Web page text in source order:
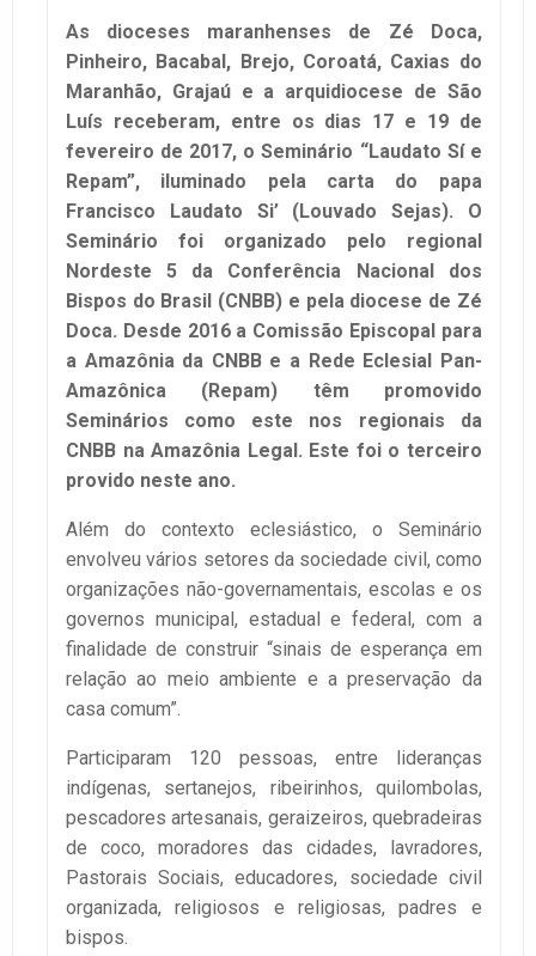
As dioceses maranhenses de Zé Doca,
Pinheiro, Bacabal, Brejo, Coroatá, Caxias do
Maranhão, Grajaú e a arquidiocese de São
Luís receberam, entre os dias 17 e 19 de
fevereiro de 2017, o Seminário “Laudato Sí e
Repam”, iluminado pela carta do papa
Francisco Laudato Si’ (Louvado Sejas). O
Seminário foi organizado pelo regional
Nordeste 5 da Conferência Nacional dos
Bispos do Brasil (CNBB) e pela diocese de Zé
Doca. Desde 2016 a Comissão Episcopal para
a Amazônia da CNBB e a Rede Eclesial Pan-
Amazônica (Repam) têm promovido
Seminários como este nos regionais da
CNBB na Amazônia Legal. Este foi o terceiro
provido neste ano.
Além do contexto eclesiástico, o Seminário
envolveu vários setores da sociedade civil, como
organizações não-governamentais, escolas e os
governos municipal, estadual e federal, com a
finalidade de construir “sinais de esperança em
relação ao meio ambiente e a preservação da
casa comum”.
Participaram 120 pessoas, entre lideranças
indígenas, sertanejos, ribeirinhos, quilombolas,
pescadores artesanais, geraizeiros, quebradeiras
de coco, moradores das cidades, lavradores,
Pastorais Sociais, educadores, sociedade civil
organizada, religiosos e religiosas, padres e
bispos.